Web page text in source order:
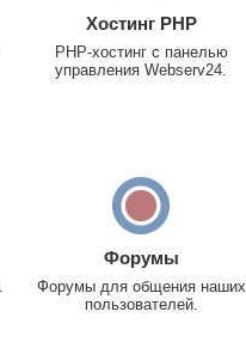
Хостинг PHP
PHP-хостинг с панелью
управления Webserv24.
Форумы
Форумы для общения наших
пользователей.